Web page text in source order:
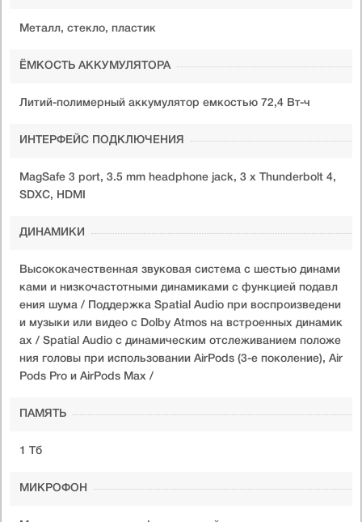
Металл, стекло, пластик
ЁМКОСТЬ АККУМУЛЯТОРА
Литий-полимерный аккумулятор емкостью 72,4 Вт-ч
ИНТЕРФЕЙС ПОДКЛЮЧЕНИЯ
MagSafe 3 port, 3.5 mm headphone jack, 3 х Thunderbolt 4,
SDXC, HDMI
ДИНАМИКИ
Высококачественная звуковая система с шестью динами
ками и низкочастотными динамиками с функцией подавл
ения шума / Поддержка Spatial Audio при воспроизведени
и музыки или видео с Dolby Atmos на встроенных динамик
ах / Spatial Audio с динамическим отслеживанием положе
ния головы при использовании AirPods (3-е поколение), Air
Pods Pro и AirPods Max /
ПАМЯТЬ
1 Тб
МИКРОФОН